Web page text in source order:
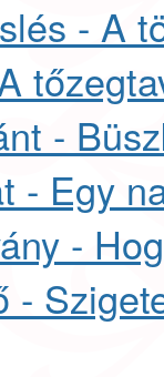
- A
-
- Egy
-
-